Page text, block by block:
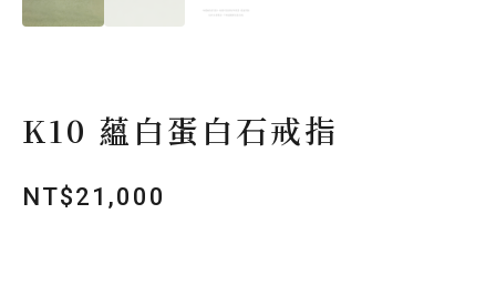
K10 蘊白蛋白石戒指
NT$21,000